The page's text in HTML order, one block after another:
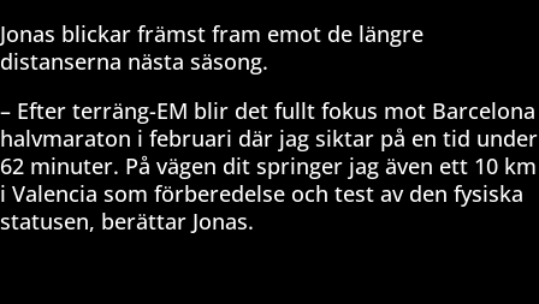
Jonas blickar främst fram emot de längre
distanserna nästa säsong.
– Efter terräng-EM blir det fullt fokus mot Barcelona
halvmaraton i februari där jag siktar på en tid under
62 minuter. På vägen dit springer jag även ett 10 km
i Valencia som förberedelse och test av den fysiska
statusen, berättar Jonas.